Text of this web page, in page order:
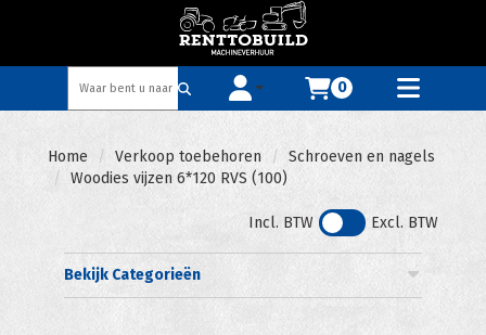
Toggle account dropdownToggle
0
Home Verkoop toebehoren
Schroeven en nagels
Woodies vijzen 6*120 RVS (100)
Incl. BTW Excl. BTW
Bekijk Categorieën